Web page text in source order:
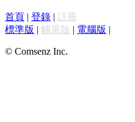
首頁 | 登錄 | 註冊
標準版 | 觸屏版 | 電腦版 |
© Comsenz Inc.